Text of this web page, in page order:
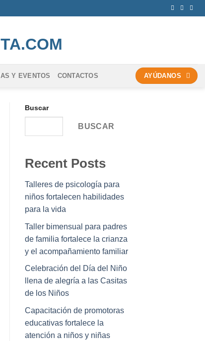
Y EVENTOS CONTACTOS AYÚDANOS
Buscar
BUSCAR
Recent Posts
Talleres de psicología para
niños fortalecen habilidades
para la vida
Taller bimensual para padres
de familia fortalece la crianza
y el acompañamiento familiar
Celebración del Día del Niño
llena de alegría a las Casitas
de los Niños
Capacitación de promotoras
educativas fortalece la
atención a niños y niñas